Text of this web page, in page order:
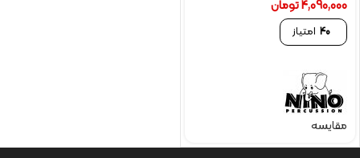
4,090,000تومان
40 امتیاز
مقایسه